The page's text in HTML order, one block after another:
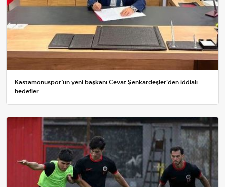
Kastamonuspor’un yeni başkanı Cevat Şenkardeşler'den iddialı
hedefler